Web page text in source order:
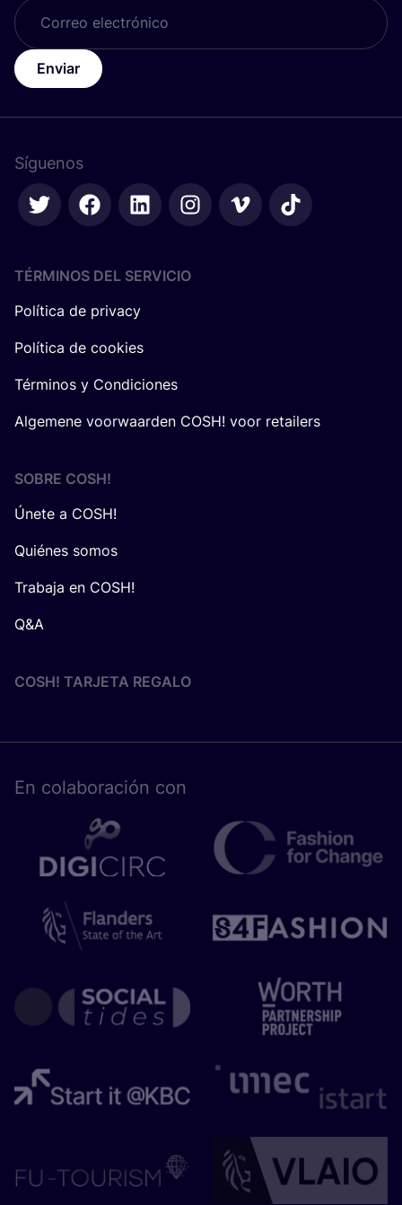
Enviar
Síguenos
TÉRMINOS DEL SERVICIO
Política de privacy
Política de cookies
Términos y Condiciones
Algemene voorwaarden COSH! voor retailers
SOBRE COSH!
Únete a COSH!
Quiénes somos
Trabaja en COSH!
Q&A
COSH! TARJETA REGALO
En cola­bo­ra­ción con